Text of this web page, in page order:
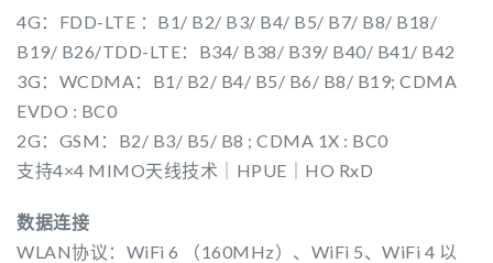
4G：FDD-LTE ：B1/ B2/ B3/ B4/ B5/ B7/ B8/ B18/
B19/ B26/TDD-LTE：B34/ B38/ B39/ B40/ B41/ B42
3G：WCDMA：B1/ B2/ B4/ B5/ B6/ B8/ B19; CDMA
EVDO : BC0
2G：GSM：B2/ B3/ B5/ B8 ; CDMA 1X : BC0
支持4×4 MIMO天线技术｜HPUE｜HO RxD
数据连接
WLAN协议：WiFi 6 （160MHz）、WiFi 5、WiFi 4 以